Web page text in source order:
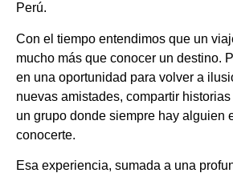
Perú.
Con el tiempo entendimos que un
mucho más que conocer un destino.
en una oportunidad para volver a
nuevas amistades, compartir
un grupo donde siempre hay alguien
conocerte.
Esa experiencia, sumada a una